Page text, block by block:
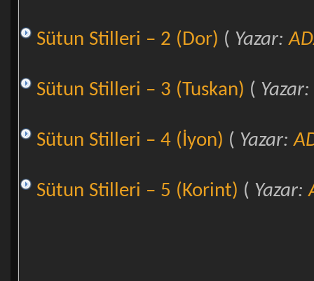
Sütun Stilleri – 2 (Dor) ( Yazar:
Sütun Stilleri – 3 (Tuskan) ( Yazar:
Sütun Stilleri – 4 (İyon) ( Yazar:
Sütun Stilleri – 5 (Korint) ( Yazar: